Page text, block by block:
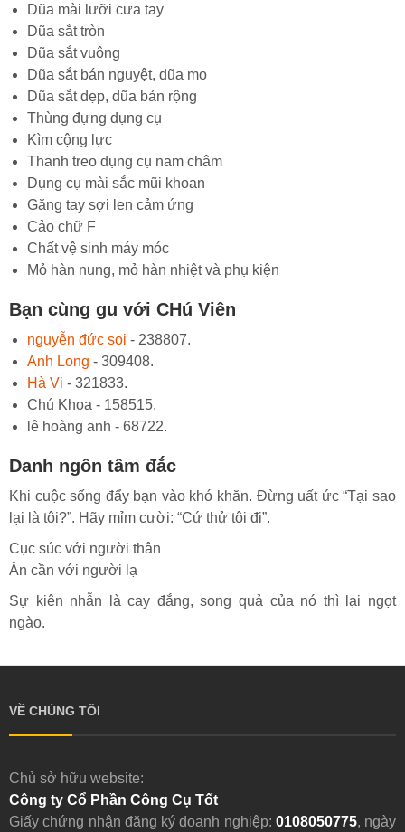
Dũa mài lưỡi cưa tay
Dũa sắt tròn
Dũa sắt vuông
Dũa sắt bán nguyệt, dũa mo
Dũa sắt dẹp, dũa bản rộng
Thùng đựng dụng cụ
Kìm cộng lực
Thanh treo dụng cụ nam châm
Dụng cụ mài sắc mũi khoan
Găng tay sợi len cảm ứng
Cảo chữ F
Chất vệ sinh máy móc
Mỏ hàn nung, mỏ hàn nhiệt và phụ kiện
Bạn cùng gu với CHú Viên
nguyễn đức soi - 238807.
Anh Long - 309408.
Hà Vi - 321833.
Chú Khoa - 158515.
lê hoàng anh - 68722.
Danh ngôn tâm đắc
Khi cuộc sống đẩy bạn vào khó khăn. Đừng uất ức “Tại sao
lại là tôi?”. Hãy mỉm cười: “Cứ thử tôi đi”.
Cục súc với người thân
Ân cần với người lạ
Sự kiên nhẫn là cay đắng, song quả của nó thì lại ngọt
ngào.
VỀ CHÚNG TÔI
Chủ sở hữu website:
Công ty Cổ Phần Công Cụ Tốt
Giấy chứng nhận đăng ký doanh nghiệp: 0108050775, ngày